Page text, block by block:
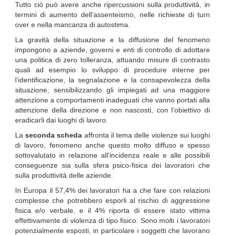
Tutto ciò può avere anche ripercussioni sulla produttività, in
termini di aumento dell’assenteismo, nelle richieste di turn
over e nella mancanza di autostima.
La gravità della situazione e la diffusione del fenomeno
impongono a aziende, governi e enti di controllo di adottare
una politica di zero tolleranza, attuando misure di contrasto
quali ad esempio lo sviluppo di procedure interne per
l’identificazione, la segnalazione e la consapevolezza della
situazione, sensibilizzando gli impiegati ad una maggiore
attenzione a comportamenti inadeguati che vanno portati alla
attenzione della direzione e non nascosti, con l’obiettivo di
eradicarli dai luoghi di lavoro.
La seconda scheda affronta il tema delle violenze sui luoghi
di lavoro, fenomeno anche questo molto diffuso e spesso
sottovalutato in relazione all’incidenza reale e alle possibili
conseguenze sia sulla sfera psico-fisica dei lavoratori che
sulla produttività delle aziende.
In Europa il 57,4% dei lavoratori ha a che fare con relazioni
complesse che potrebbero esporli al rischio di aggressione
fisica e/o verbale, e il 4% riporta di essere stato vittima
effettivamente di violenza di tipo fisico. Sono molti i lavoratori
potenzialmente esposti, in particolare i soggetti che lavorano